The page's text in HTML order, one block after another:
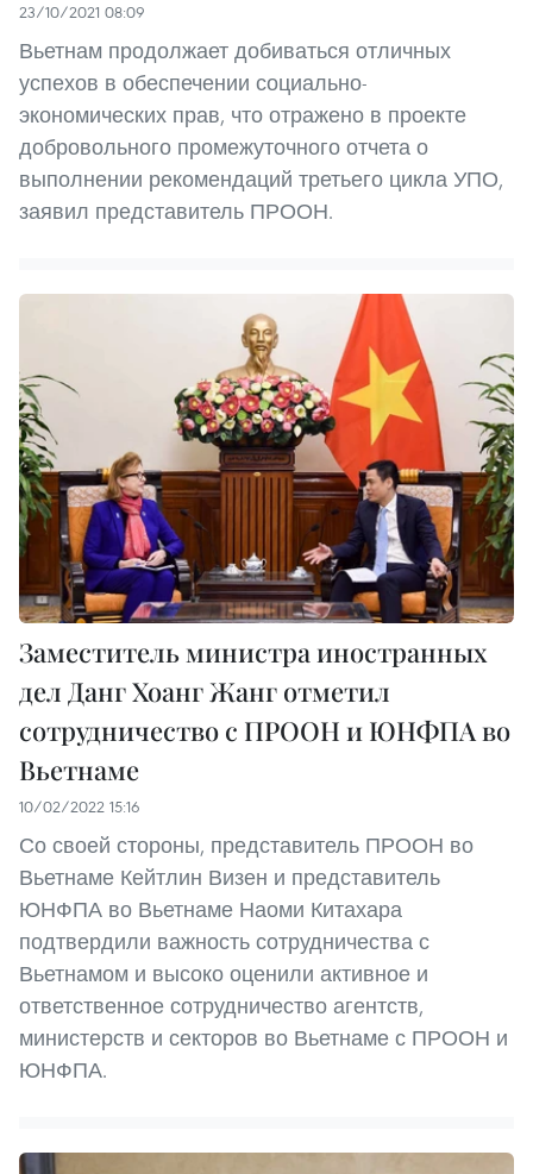
23/10/2021 08:09
Вьетнам продолжает добиваться отличных
успехов в обеспечении социально-
экономических прав, что отражено в проекте
добровольного промежуточного отчета о
выполнении рекомендаций третьего цикла УПО,
заявил представитель ПРООН.
Заместитель министра иностранных
дел Данг Хоанг Жанг отметил
сотрудничество с ПРООН и ЮНФПА во
Вьетнаме
10/02/2022 15:16
Со своей стороны, представитель ПРООН во
Вьетнаме Кейтлин Визен и представитель
ЮНФПА во Вьетнаме Наоми Китахара
подтвердили важность сотрудничества с
Вьетнамом и высоко оценили активное и
ответственное сотрудничество агентств,
министерств и секторов во Вьетнаме с ПРООН и
ЮНФПА.